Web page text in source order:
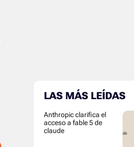
LAS MÁS LEÍDAS
Anthropic clarifica el
acceso a fable 5 de
claude